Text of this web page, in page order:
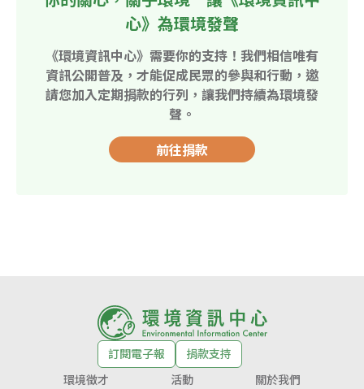
心》為環境發聲
《環境資訊中心》需要你的支持！我們相信唯有
資訊公開普及，才能促成民眾的參與和行動，邀
請您加入定期捐款的行列，讓我們持續為環境發
聲。
前往捐款
訂閱電子報
捐款支持
環境徵才
活動 關於我們